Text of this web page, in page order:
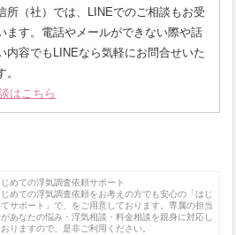
所（社）では、LINEでのご相談もお受
ます。電話やメールができない際や話
内容でもLINEなら気軽にお問合せいた
。
はこちら
めての浮気調査依頼サポート
めての浮気調査依頼をお考えの方でも安心の「はじ
サポート」で、をご用意しております。専属の担当
あなたの悩み・浮気相談・料金相談を親身に対応し
りますので、是非ご利用ください。